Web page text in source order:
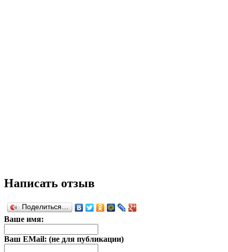
Написать отзыв
Поделиться…
Ваше имя:
Ваш EMail: (не для публикации)